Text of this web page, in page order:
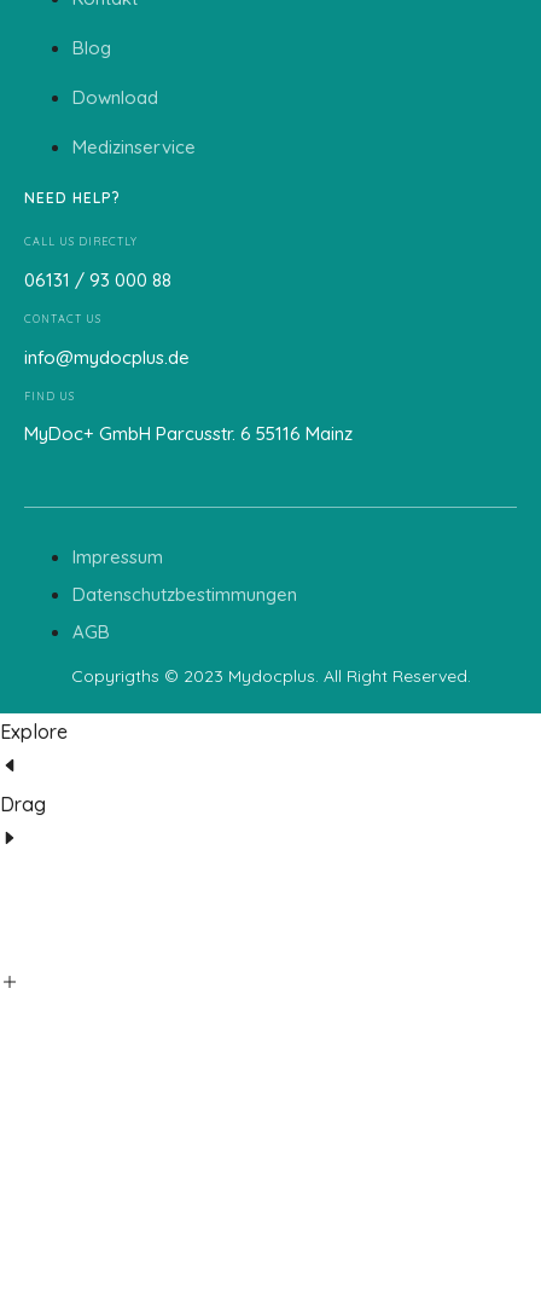
Blog
Download
Medizinservice
NEED HELP?
CALL US DIRECTLY
06131 / 93 000 88
CONTACT US
info@mydocplus.de
FIND US
MyDoc+ GmbH Parcusstr. 6 55116 Mainz
Impressum
Datenschutzbestimmungen
AGB
Copyrigths © 2023 Mydocplus. All Right Reserved.
Explore
Drag